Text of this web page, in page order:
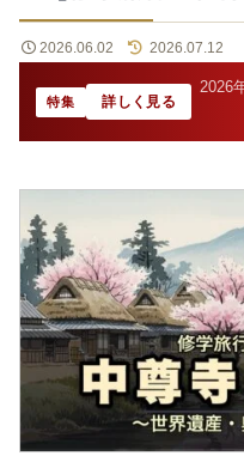
2026.06.02 2026.07.12
特集 詳しく見る
2026